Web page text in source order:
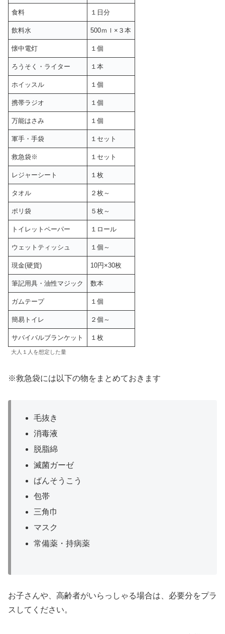
食料 １日分
飲料水 500ｍｌ×３本
懐中電灯 １個
ろうそく・ライター １本
ホイッスル １個
携帯ラジオ １個
万能はさみ １個
軍手・手袋 １セット
救急袋※ １セット
レジャーシート １枚
タオル ２枚～
ポリ袋 ５枚～
トイレットペーパー １ロール
ウェットティッシュ １個～
現金(硬貨) 10円×30枚
筆記用具・油性マジック 数本
ガムテープ １個
簡易トイレ ２個～
サバイバルブランケット １枚
大人１人を想定した量
※救急袋には以下の物をまとめておきます
毛抜き
消毒液
脱脂綿
滅菌ガーゼ
ばんそうこう
包帯
三角巾
マスク
常備薬・持病薬
お子さんや、高齢者がいらっしゃる場合は、必要分をプラ
スしてください。